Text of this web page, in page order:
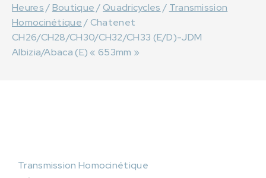
Heures/Boutique /Quadricycles / Transmission
Homocinétique /Chatenet
CH26/CH28/CH30/CH32/CH33 (E/D)-JDM
Albizia/Abaca (E) « 653mm »
Transmission Homocinétique